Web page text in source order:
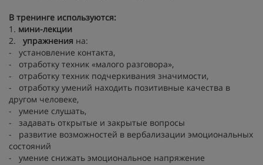
В тренинге используются:
1. мини-лекции
2. упражнения на:
- установление контакта,
- отработку техник «малого разговора»,
- отработку техник подчеркивания значимости,
- отработку умений находить позитивные качества в
другом человеке,
- умение слушать,
- задавать открытые и закрытые вопросы
- развитие возможностей в вербализации эмоциональных
состояний
- умение снижать эмоциональное напряжение